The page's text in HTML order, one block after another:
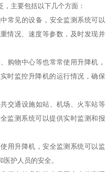
主要包括以下几个方面：
常见的设备，安全监测系统可以
情况、速度等参数，及时发现并
购物中心等也常常使用升降机，
时监控升降机的运行情况，确保
交通设施如站、机场、火车站等
监测系统可以提供实时监测和报
用升降机，安全监测系统可以监
护人员的安全。